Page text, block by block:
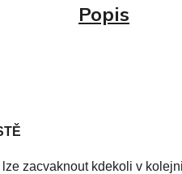
Popis
zacvaknout kdekoli v